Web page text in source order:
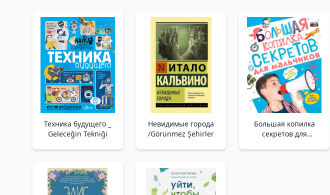
Техника будущего _
Geleceğin Tekniği
Невидимые города
/Görünmez Şehirler
Большая копилка
секретов для